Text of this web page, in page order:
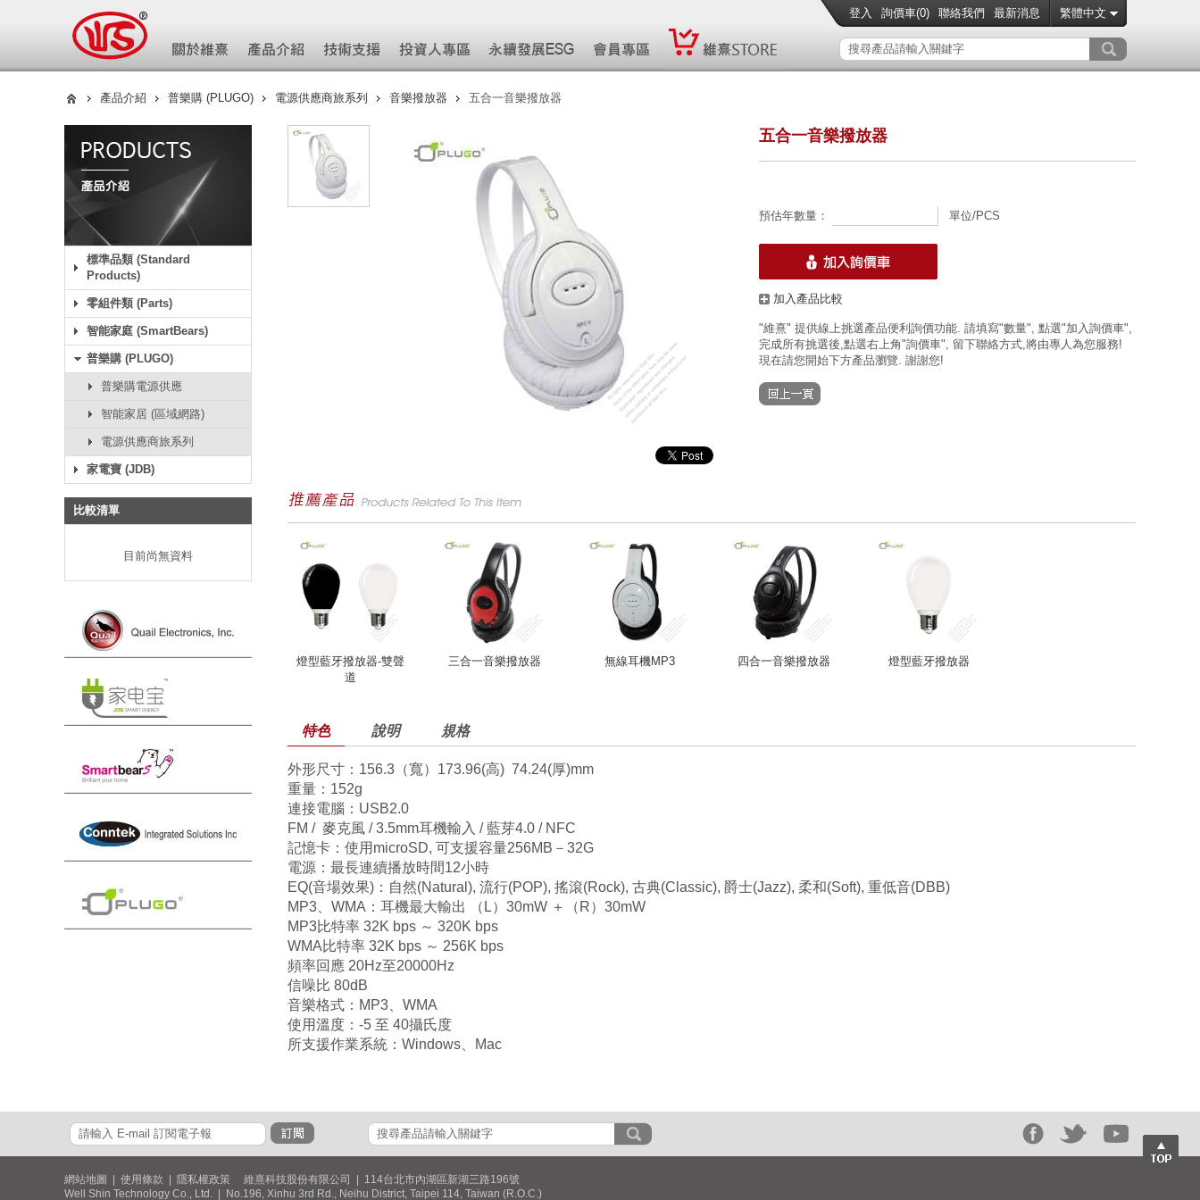
登入 詢價車(0) 聯絡我們 最新消息 繁體中文
產品介紹 普樂購 (PLUGO) 電源供應商旅系列 音樂撥放器 五合一音樂撥放器
標準品類 (Standard
Products)
零組件類 (Parts)
智能家庭 (SmartBears)
普樂購 (PLUGO)
普樂購電源供應
智能家居 (區域網路)
電源供應商旅系列
家電寶 (JDB)
比較清單
目前尚無資料
五合一音樂撥放器
預估年數量： 單位/PCS
加入產品比較
"維熹" 提供線上挑選產品便利詢價功能. 請填寫"數量", 點選"加入詢價車",
完成所有挑選後,點選右上角"詢價車", 留下聯絡方式,將由專人為您服務!
現在請您開始下方產品瀏覽. 謝謝您!
燈型藍牙撥放器-雙聲
道
三合一音樂撥放器 無線耳機MP3 四合一音樂撥放器 燈型藍牙撥放器
特色 說明 規格
外形尺寸：156.3（寬）173.96(高) 74.24(厚)mm
重量：152g
連接電腦：USB2.0
FM / 麥克風 / 3.5mm耳機輸入 / 藍芽4.0 / NFC
記憶卡：使用microSD, 可支援容量256MB－32G
電源：最長連續播放時間12小時
EQ(音場效果)：自然(Natural), 流行(POP), 搖滾(Rock), 古典(Classic), 爵士(Jazz), 柔和(Soft), 重低音(DBB)
MP3、WMA：耳機最大輸出 （L）30mW ＋（R）30mW
MP3比特率 32K bps ～ 320K bps
WMA比特率 32K bps ～ 256K bps
頻率回應 20Hz至20000Hz
信噪比 80dB
音樂格式：MP3、WMA
使用溫度：-5 至 40攝氏度
所支援作業系統：Windows、Mac
網站地圖 使用條款 隱私權政策 維熹科技股份有限公司 | 114台北市內湖區新湖三路196號
Well Shin Technology Co., Ltd. | No.196, Xinhu 3rd Rd., Neihu District, Taipei 114, Taiwan (R.O.C.)